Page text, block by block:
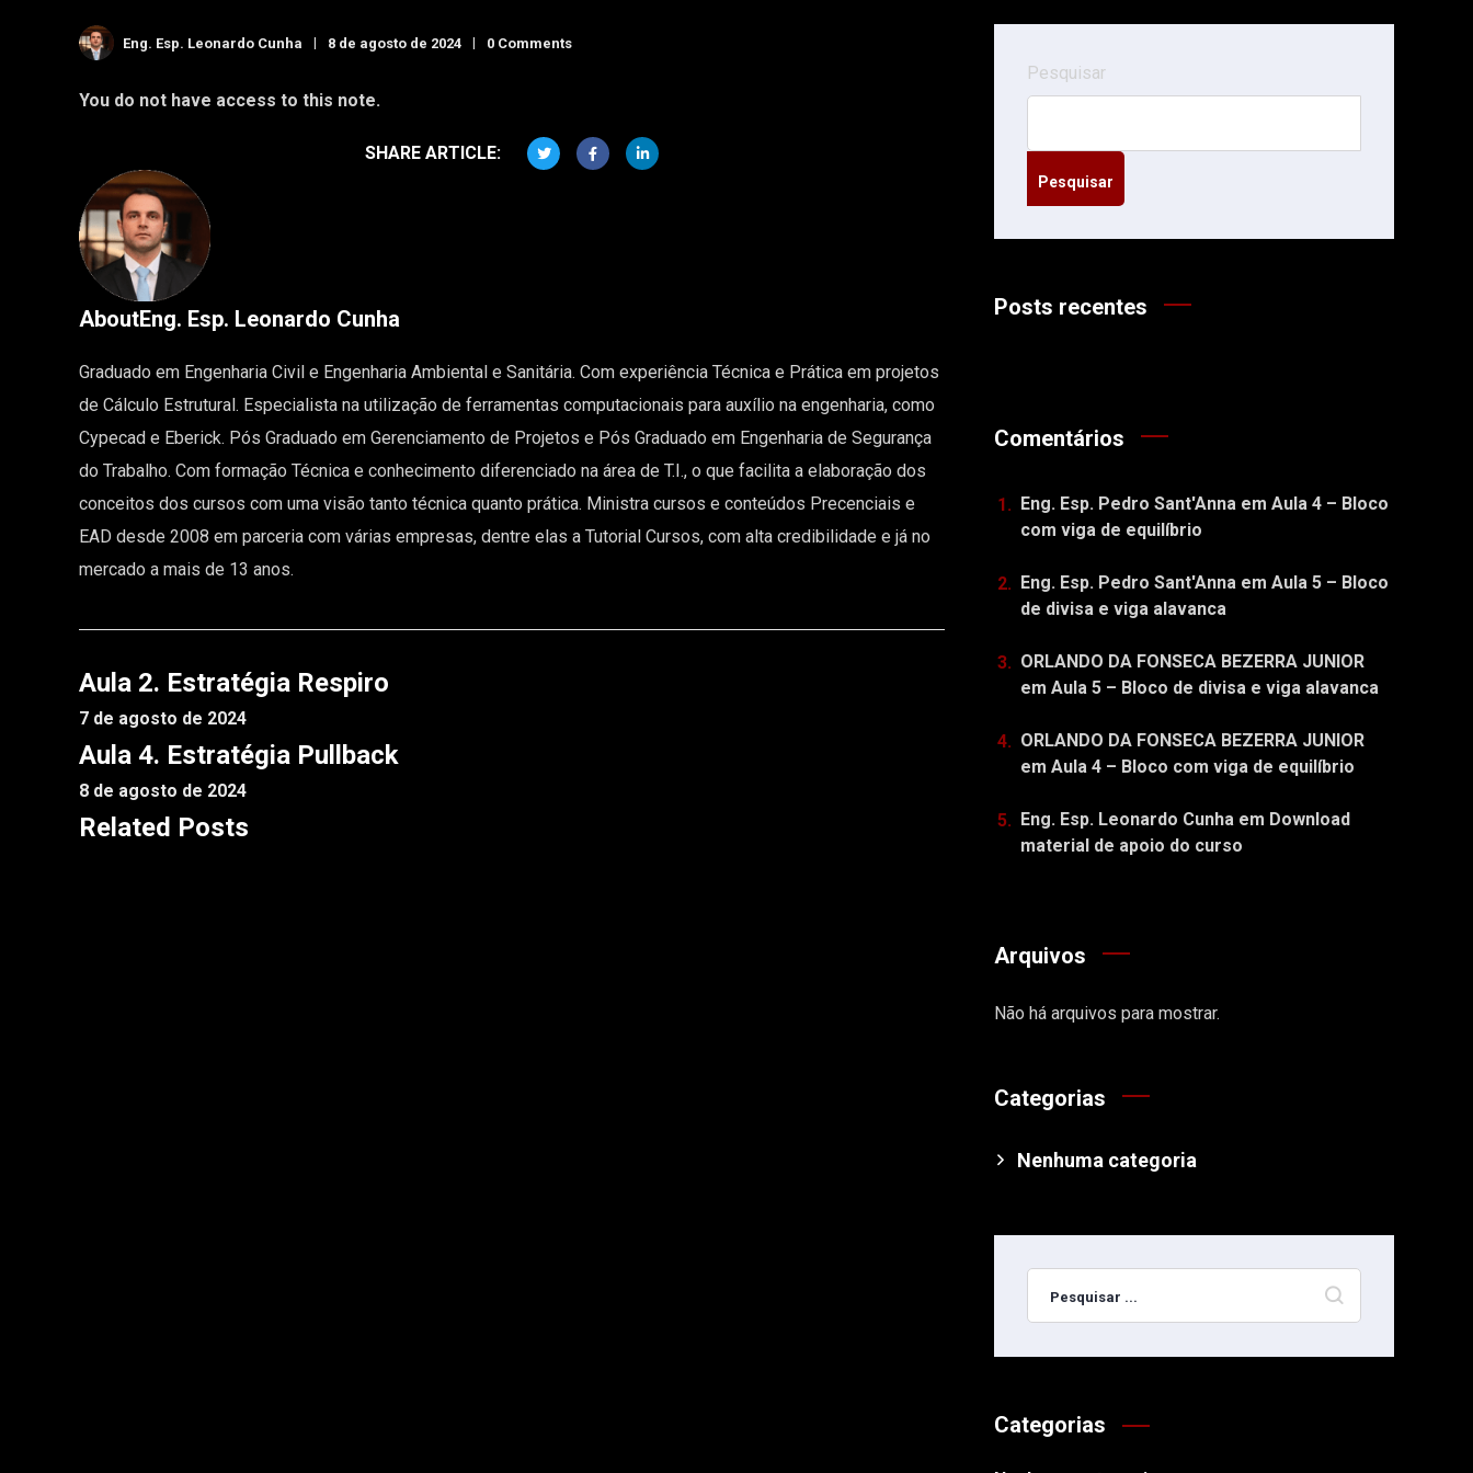
Eng. Esp. Leonardo Cunha 8 de agosto de 2024 0 Comments
You do not have access to this note.
SHARE ARTICLE:
AboutEng. Esp. Leonardo Cunha
Graduado em Engenharia Civil e Engenharia Ambiental e Sanitária. Com experiência Técnica e Prática em projetos
de Cálculo Estrutural. Especialista na utilização de ferramentas computacionais para auxílio na engenharia, como
Cypecad e Eberick. Pós Graduado em Gerenciamento de Projetos e Pós Graduado em Engenharia de Segurança
do Trabalho. Com formação Técnica e conhecimento diferenciado na área de T.I., o que facilita a elaboração dos
conceitos dos cursos com uma visão tanto técnica quanto prática. Ministra cursos e conteúdos Precenciais e
EAD desde 2008 em parceria com várias empresas, dentre elas a Tutorial Cursos, com alta credibilidade e já no
mercado a mais de 13 anos.
Aula 2. Estratégia Respiro
7 de agosto de 2024
Aula 4. Estratégia Pullback
8 de agosto de 2024
Related Posts
Pesquisar
Pesquisar
Posts recentes
Comentários
Eng. Esp. Pedro Sant'Annaem Aula 4 – Bloco
com viga de equilíbrio
Eng. Esp. Pedro Sant'Annaem Aula 5 – Bloco
de divisa e viga alavanca
ORLANDO DA FONSECA BEZERRA JUNIOR
em Aula 5 – Bloco de divisa e viga alavanca
ORLANDO DA FONSECA BEZERRA JUNIOR
em Aula 4 – Bloco com viga de equilíbrio
Eng. Esp. Leonardo Cunhaem Download
material de apoio do curso
Arquivos
Não há arquivos para mostrar.
Categorias
Nenhuma categoria
Categorias